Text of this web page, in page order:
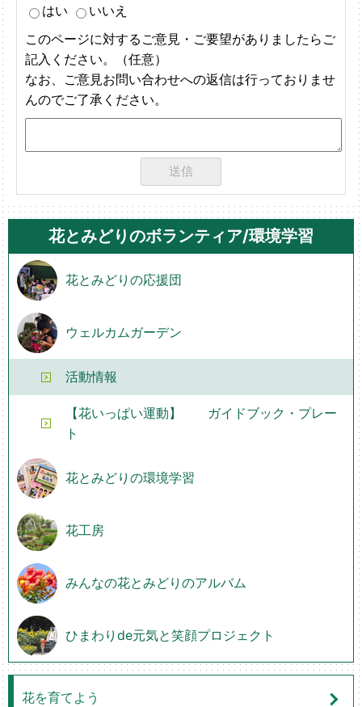
はい
いいえ
このページに対するご意見・ご要望がありましたらご
記入ください。（任意）
なお、ご意見お問い合わせへの返信は行っておりませ
んのでご了承ください。
花とみどりのボランティア/環境学習
花とみどりの応援団
ウェルカムガーデン
活動情報
【花いっぱい運動】 ガイドブック・プレー
ト
花とみどりの環境学習
花工房
みんなの花とみどりのアルバム
ひまわりde元気と笑顔プロジェクト
花を育てよう